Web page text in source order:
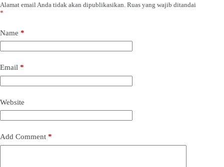
Alamat email Anda tidak akan dipublikasikan. Ruas yang wajib ditandai
*
Name *
Email *
Website
Add Comment *